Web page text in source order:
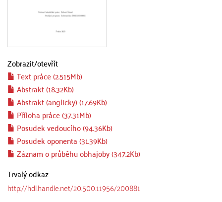
Zobrazit/otevřít
Text práce (2.515Mb)
Abstrakt (18.32Kb)
Abstrakt (anglicky) (17.69Kb)
Příloha práce (37.31Mb)
Posudek vedoucího (94.36Kb)
Posudek oponenta (31.39Kb)
Záznam o průběhu obhajoby (347.2Kb)
Trvalý odkaz
http://hdl.handle.net/20.500.11956/200881